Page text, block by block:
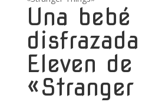
Una bebé
Eleven de
«Stranger